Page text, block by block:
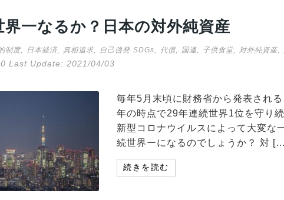
界一なるか？日本の対外純資産
制度, 日本経済 真相追求, 自己啓発 SDGs 代償, 国連 子供食堂 対外純資産
Last Update: 2021/04/03
毎年5月末頃に財務省から発表され
年の時点で29年連続世界1位を守り
新型コロナウイルスによって大変な
続世界ーになるのでしょうか？ 対
続きを読む